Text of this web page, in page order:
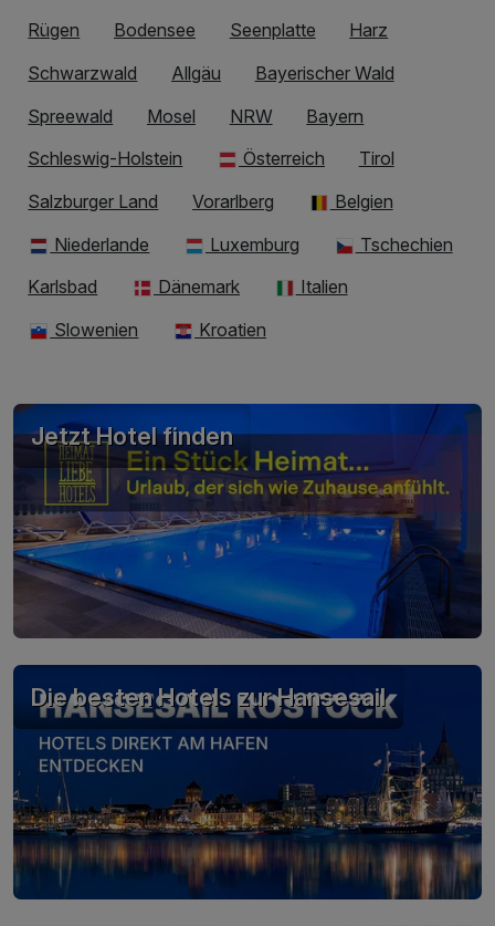
Rügen
Bodensee Seenplatte
Harz
Schwarzwald
Allgäu
Bayerischer Wald
Spreewald
Mosel NRW
Bayern
Schleswig-Holstein
Österreich
Tirol
Salzburger Land
Vorarlberg
Belgien
Niederlande
Luxemburg
Tschechien
Karlsbad
Dänemark
Italien
Slowenien
Kroatien
Jetzt Hotel finden
Die besten Hotels zur Hansesail